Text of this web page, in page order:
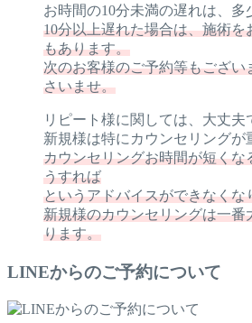
お時間の10分未満の遅れは、
10分以上遅れた場合は、施術
もあります。
次のお客様のご予約等もござい
さいませ。
リピート様に関しては、大丈夫
新規様は特にカウンセリングが
カウンセリングお時間が短くな
うすれば
というアドバイスができなくな
新規様のカウンセリングは一番
ります。
LINEからのご予約について